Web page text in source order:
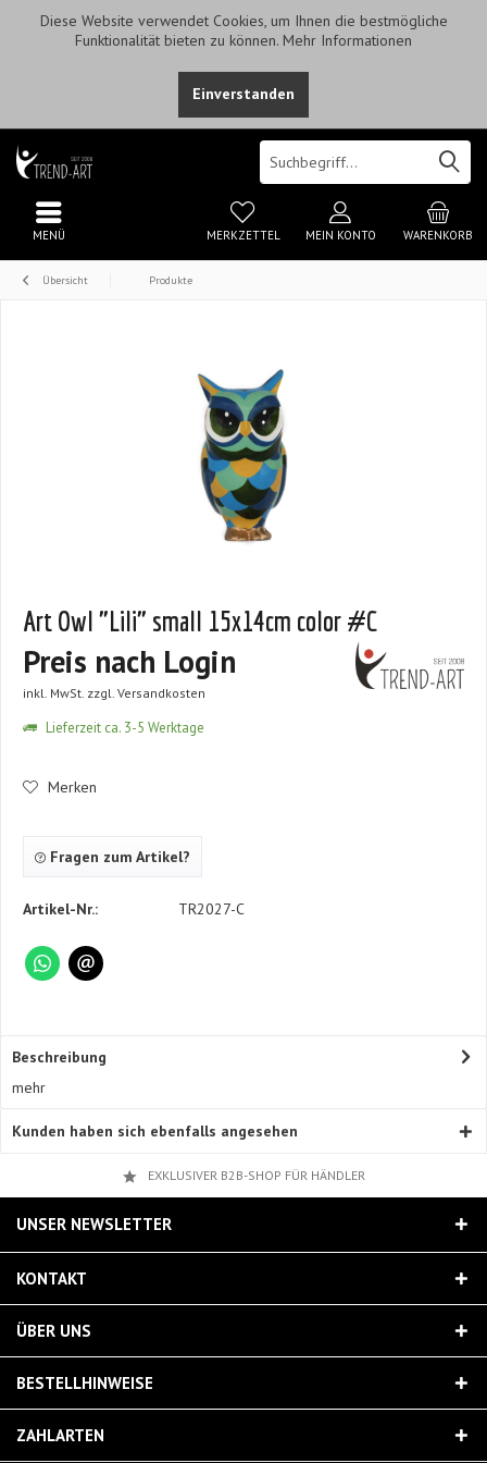
Diese Website verwendet Cookies, um Ihnen die bestmögliche
Funktionalität bieten zu können. Mehr Informationen
Einverstanden
WARENKORB
MERKZETTEL MEIN KONTO
MENÜ
Übersicht Produkte
Art Owl "Lili" small 15x14cm color #C
Preis nach Login
inkl. MwSt. zzgl. Versandkosten
Lieferzeit ca. 3-5 Werktage
Merken
Fragen zum Artikel?
Artikel-Nr.: TR2027-C
Beschreibung
mehr
Kunden haben sich ebenfalls angesehen
EXKLUSIVER B2B-SHOP FÜR HÄNDLER
UNSER NEWSLETTER
KONTAKT
ÜBER UNS
BESTELLHINWEISE
ZAHLARTEN